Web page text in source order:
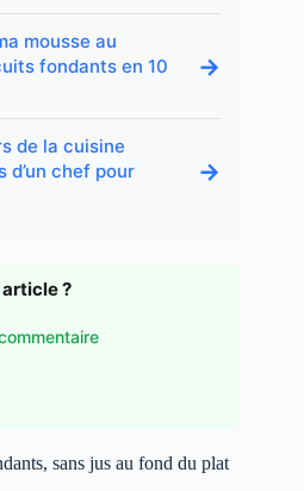
mousse au
fondants en 10
→
de la cuisine
d’un chef pour
→
?
sans jus au fond du plat